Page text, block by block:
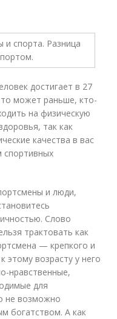
достигает в 27
может раньше, кто-
на физическую
так как
качества в вас
спортивных
и люди,
Слово
трактовать как
— крепкого и
этому возрасту у него
нравственные,
для
не возможно
богатством. А как